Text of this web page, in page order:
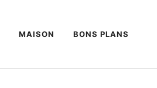
MAISON BONS PLANS